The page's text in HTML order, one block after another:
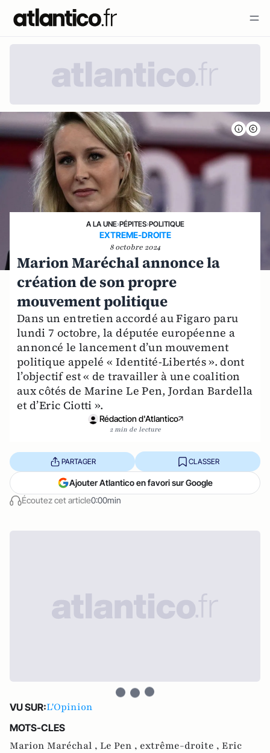
A LA UNE›PÉPITES›POLITIQUE
EXTREME-DROITE
8 octobre 2024
Marion Maréchal annonce la
création de son propre
mouvement politique
Dans un entretien accordé au Figaro paru
lundi 7 octobre, la députée européenne a
annoncé le lancement d’un mouvement
politique appelé « Identité-Libertés ». dont
l’objectif est « de travailler à une coalition
aux côtés de Marine Le Pen, Jordan Bardella
et d’Eric Ciotti ».
Rédaction d'Atlantico
2 min de lecture
Écoutez cet article0:00min
PARTAGER CLASSER
Ajouter Atlantico en favori sur Google
VU SUR:L'Opinion
MOTS-CLES
Marion Maréchal , Le Pen , extrême-droite , Eric